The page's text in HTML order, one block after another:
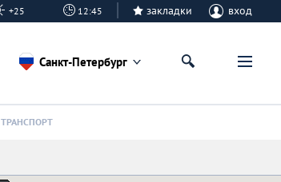
+25 12:45 закладки вход
Санкт-Петербург
ТРАНСПОРТ